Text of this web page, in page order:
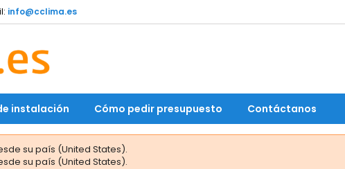
info@cclima.es
instalación Cómo pedir presupuesto Contáctanos
su país (United States).
su país (United States).